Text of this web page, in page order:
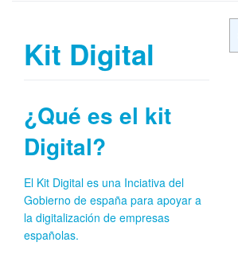
Kit Digital
¿Qué es el kit
Digital?
El Kit Digital es una Inciativa del
Gobierno de españa para apoyar a
la digitalización de empresas
españolas.